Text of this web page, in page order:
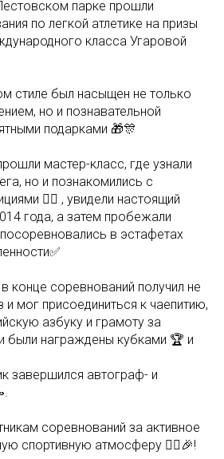
парке прошли
по легкой атлетике на призы
класса Угаровой
стиле был насыщен не только
но и познавательной
подарками 🎁🎊
мастер-класс, где узнали
но и познакомились с
❤️‍🔥 , увидели настоящий
года, а затем пробежали
в эстафетах
конце соревнований получил не
и мог присоединиться к чаепитию,
азбуку и грамоту за
были награждены кубками 🏆 и
завершился автограф- и
соревнований за активное
спортивную атмосферу 🏃‍♀️🎉!